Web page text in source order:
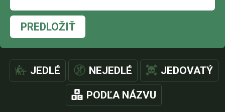
PREDLOŽIŤ
JEDLÉ NEJEDLÉ JEDOVATÝ
PODĽA NÁZVU